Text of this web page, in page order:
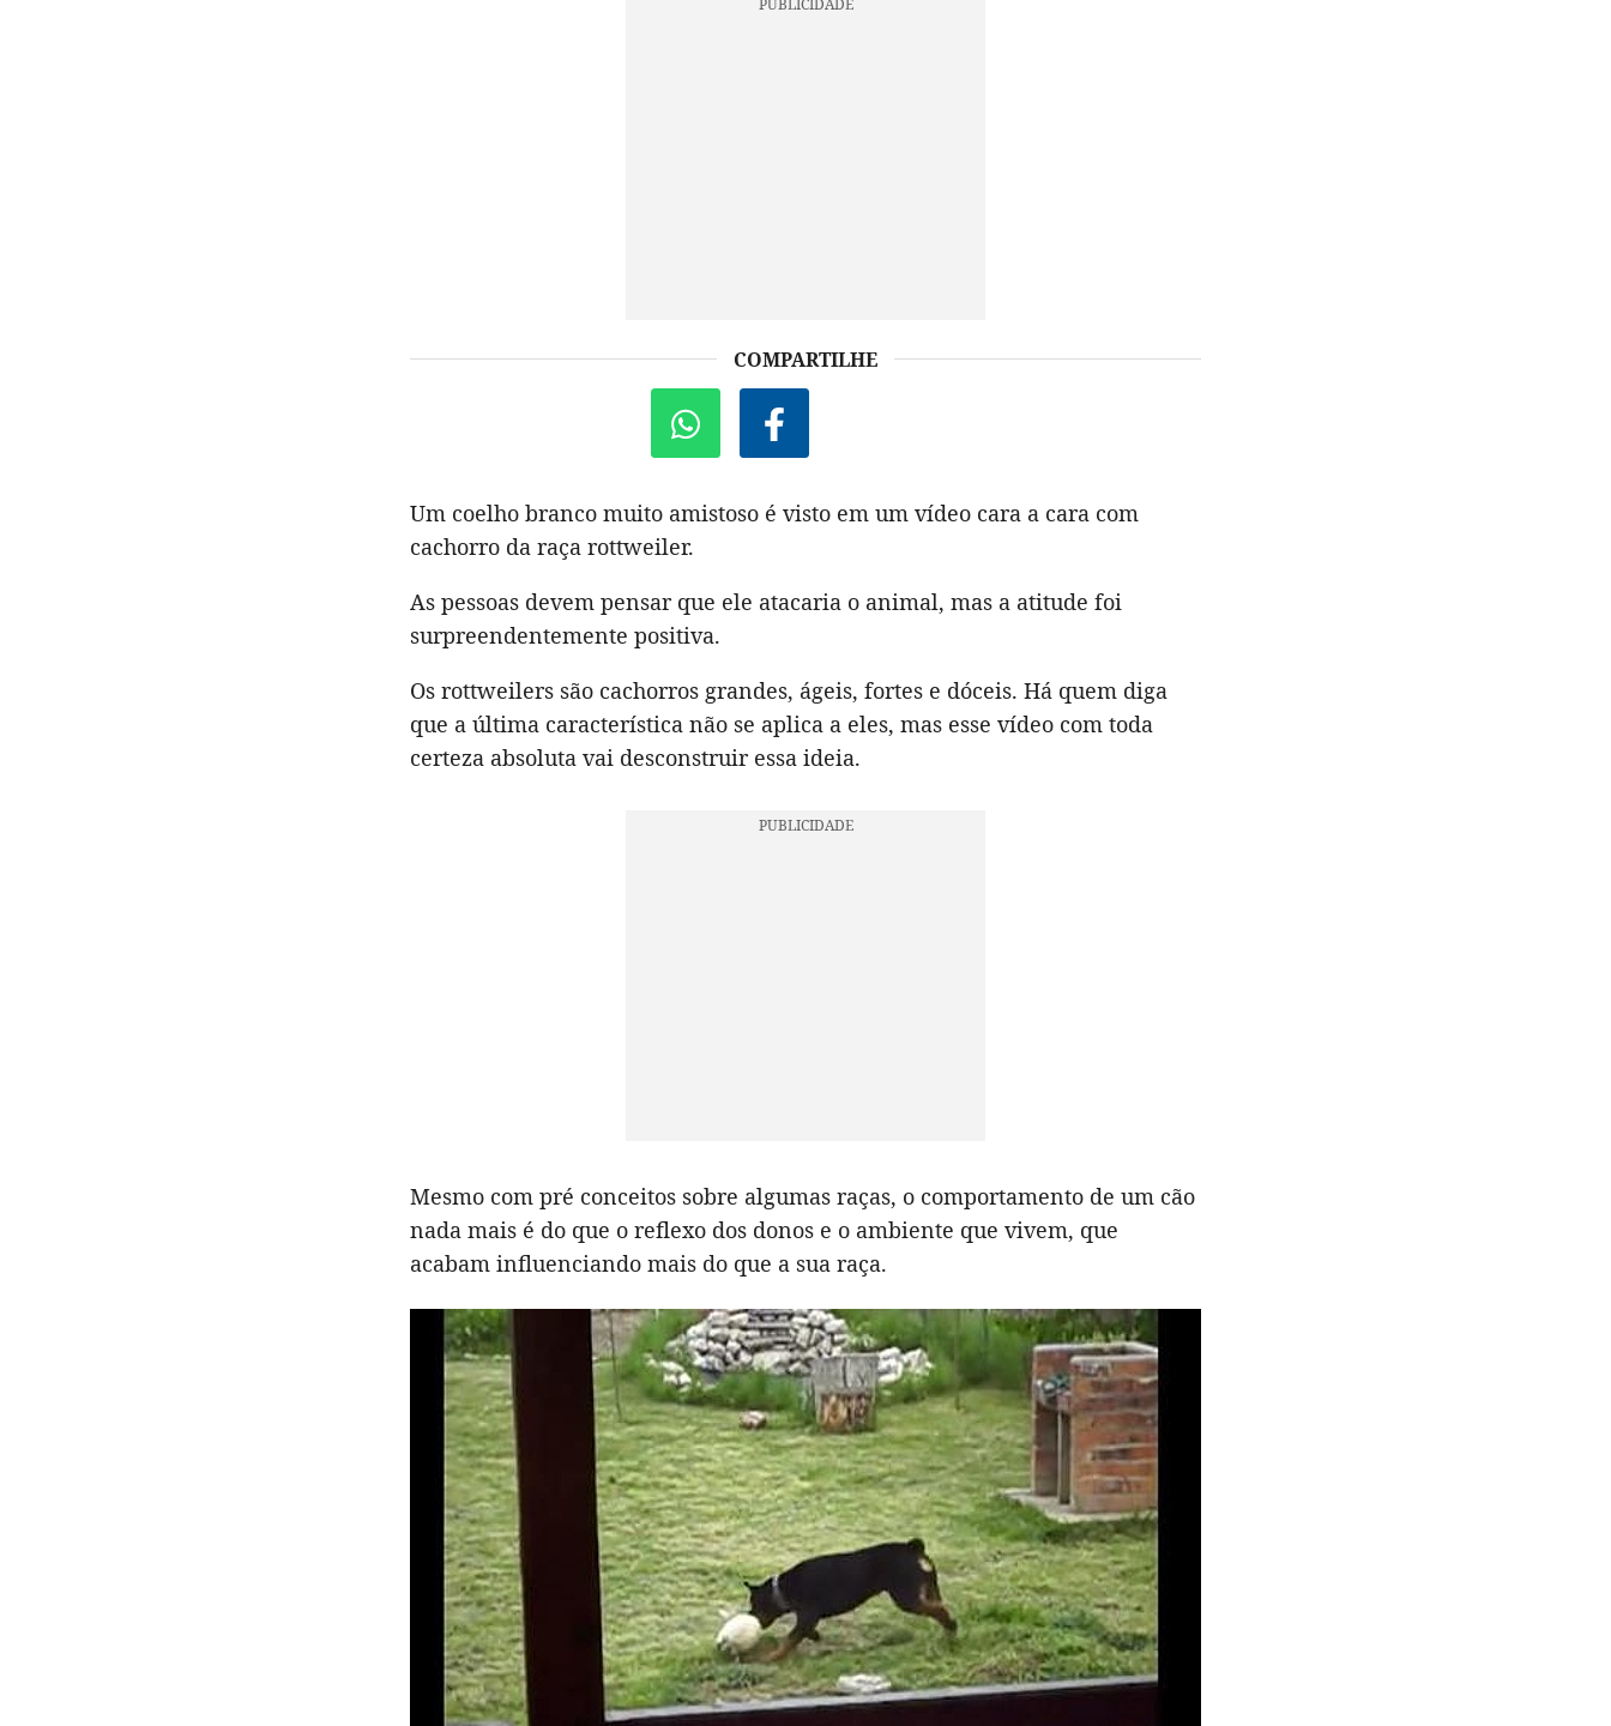
COMPARTILHE
Um coelho branco muito amistoso é visto em um vídeo cara a cara com
cachorro da raça rottweiler.
As pessoas devem pensar que ele atacaria o animal, mas a atitude foi
surpreendentemente positiva.
Os rottweilers são cachorros grandes, ágeis, fortes e dóceis. Há quem diga
que a última característica não se aplica a eles, mas esse vídeo com toda
certeza absoluta vai desconstruir essa ideia.
Mesmo com pré conceitos sobre algumas raças, o comportamento de um cão
nada mais é do que o reflexo dos donos e o ambiente que vivem, que
acabam influenciando mais do que a sua raça.